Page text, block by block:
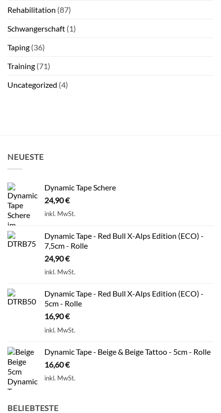
Rehabilitation (87)
Schwangerschaft (1)
Taping (36)
Training (71)
Uncategorized (4)
NEUESTE
Dynamic Tape Schere
24,90€
inkl. MwSt.
Dynamic Tape - Red Bull X-Alps Edition (ECO) -
7,5cm - Rolle
24,90€
inkl. MwSt.
Dynamic Tape - Red Bull X-Alps Edition (ECO) -
5cm - Rolle
16,90€
inkl. MwSt.
Dynamic Tape - Beige & Beige Tattoo - 5cm - Rolle
16,60€
inkl. MwSt.
BELIEBTESTE